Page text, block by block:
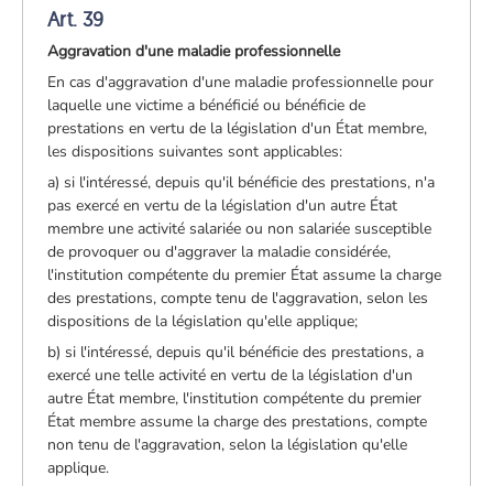
Art. 39
Aggravation d'une maladie professionnelle
En cas d'aggravation d'une maladie professionnelle pour
laquelle une victime a bénéficié ou bénéficie de
prestations en vertu de la législation d'un État membre,
les dispositions suivantes sont applicables:
a) si l'intéressé, depuis qu'il bénéficie des prestations, n'a
pas exercé en vertu de la législation d'un autre État
membre une activité salariée ou non salariée susceptible
de provoquer ou d'aggraver la maladie considérée,
l'institution compétente du premier État assume la charge
des prestations, compte tenu de l'aggravation, selon les
dispositions de la législation qu'elle applique;
b) si l'intéressé, depuis qu'il bénéficie des prestations, a
exercé une telle activité en vertu de la législation d'un
autre État membre, l'institution compétente du premier
État membre assume la charge des prestations, compte
non tenu de l'aggravation, selon la législation qu'elle
applique.